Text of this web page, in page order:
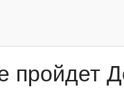
пройдет